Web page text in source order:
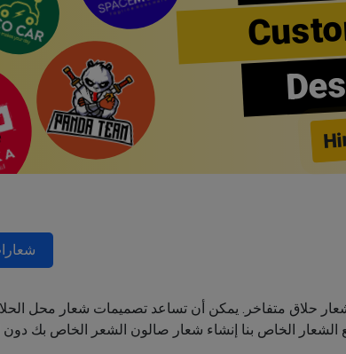
حلاق متفاخر. يمكن أن تساعد تصميمات شعار محل